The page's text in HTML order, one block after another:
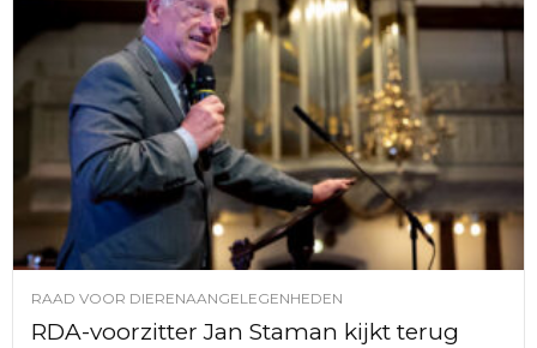
RAAD VOOR DIERENAANGELEGENHEDEN
RDA-voorzitter Jan Staman kijkt terug